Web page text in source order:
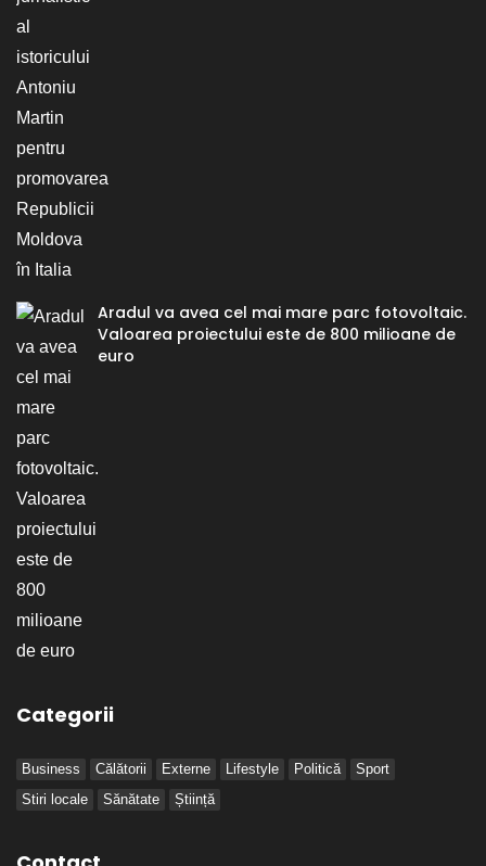
Aradul va avea cel mai mare parc fotovoltaic.
Valoarea proiectului este de 800 milioane de
euro
Categorii
Business Călătorii Externe Lifestyle Politică
Sport
Stiri locale
Sănătate Știință